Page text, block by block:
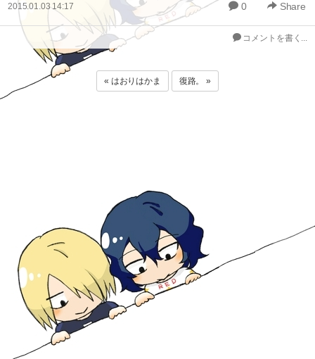
2015.01.03 14:17 0 Share
コメントを書く...
« はおりはかま 復路。 »